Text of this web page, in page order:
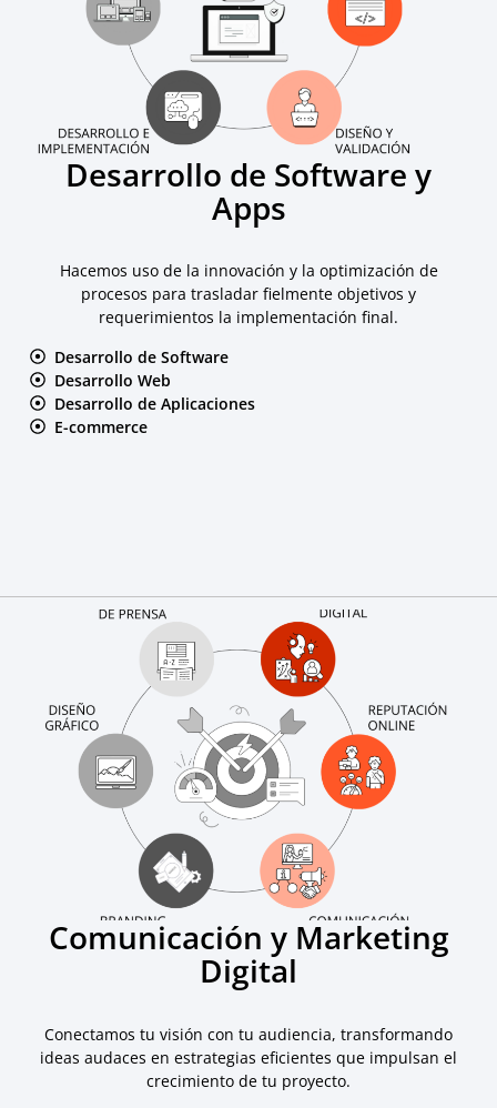
Desarrollo de Software y
Apps
Hacemos uso de la innovación y la optimización de
procesos para trasladar fielmente objetivos y
requerimientos la implementación final.
Desarrollo de Software
Desarrollo Web
Desarrollo de Aplicaciones
E-commerce
Comunicación y Marketing
Digital
Conectamos tu visión con tu audiencia, transformando
ideas audaces en estrategias eficientes que impulsan el
crecimiento de tu proyecto.